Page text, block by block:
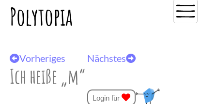
Polytopia
Vorheriges Nächstes
Ich heiße „m“
Login für